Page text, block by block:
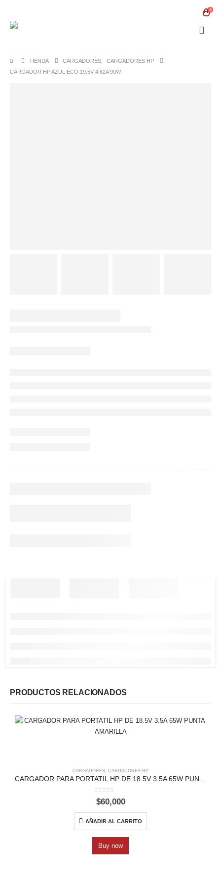
0
TIENDA CARGADORES
CARGADORES HP
CARGADOR HP AZUL ECO 19.5V 4.62A 90W
PRODUCTOS RELACIONADOS
CARGADORES, CARGADORES HP
CARGADOR PARA PORTATIL HP DE 18.5V 3.5A 65W PUNTA AMARILLA
0out of 5
$60,000
AÑADIR AL CARRITO
Buy now